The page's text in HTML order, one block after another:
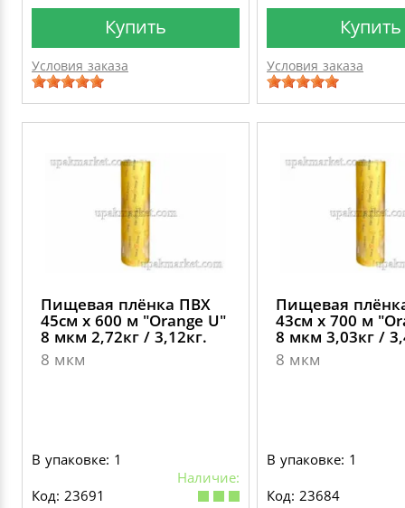
Купить
Условия заказа
Купить
Условия заказа
Пищевая плёнка ПВХ
45см х 600 м "Оrange U"
8 мкм 2,72кг / 3,12кг.
8 мкм
В упаковке: 1
Наличие:
Код: 23691
Пищевая
43см х 700 м
8 мкм 3,03кг /
8 мкм
В упаковке: 1
Код: 23684